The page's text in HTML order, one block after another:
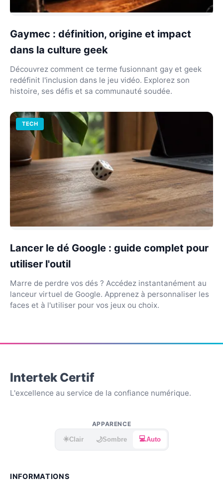
Gaymec : définition, origine et impact
dans la culture geek
Découvrez comment ce terme fusionnant gay et geek
redéfinit l'inclusion dans le jeu vidéo. Explorez son
histoire, ses défis et sa communauté soudée.
TECH
Lancer le dé Google : guide complet pour
utiliser l'outil
Marre de perdre vos dés ? Accédez instantanément au
lanceur virtuel de Google. Apprenez à personnaliser les
faces et à l'utiliser pour vos jeux ou choix.
Intertek Certif
L'excellence au service de la confiance numérique.
APPARENCE
☀️Clair 🌙Sombre 💻Auto
INFORMATIONS